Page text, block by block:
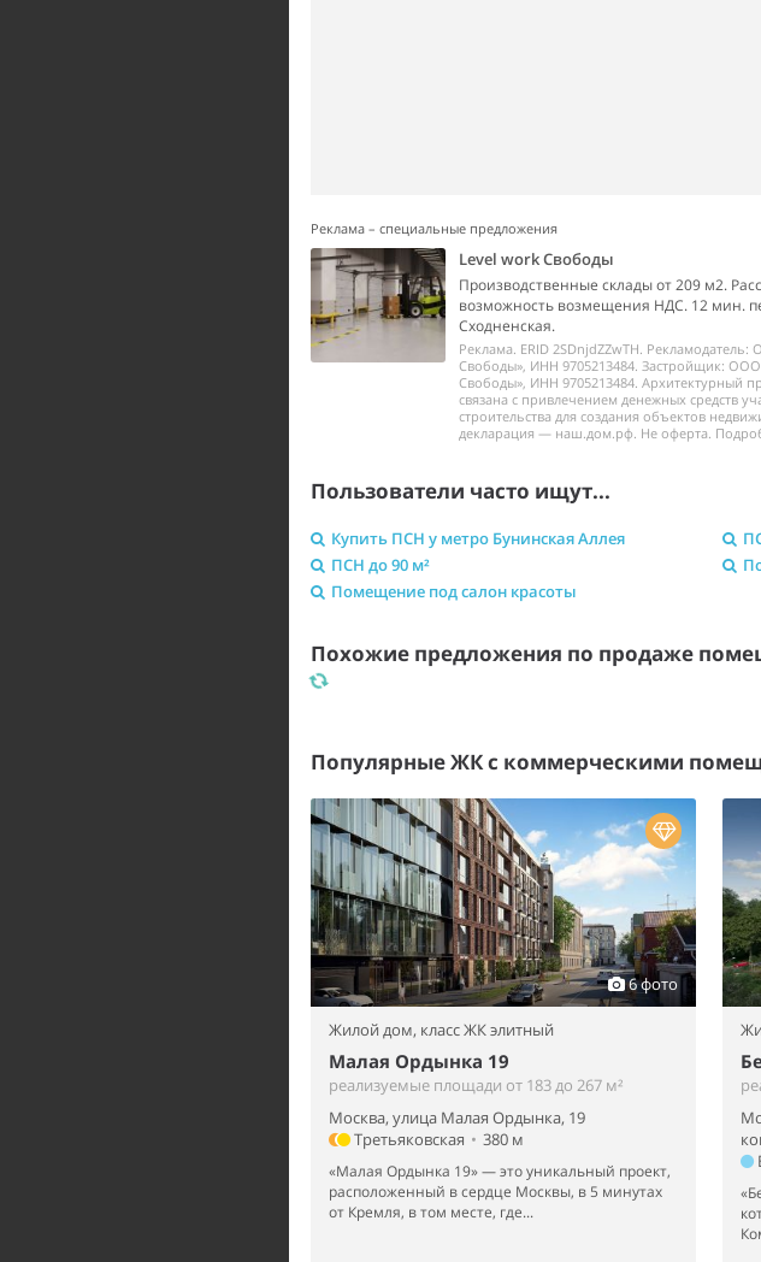
Реклама – специальные предложения
Level work Свободы
Производственные склады от 209 м2.
возможность возмещения НДС. 12 мин.
Сходненская.
Реклама. ERID 2SDnjdZZwTH. Рекламодатель:
Свободы», ИНН 9705213484. Застройщик: ООО
Свободы», ИНН 9705213484. Архитектурный
связана с привлечением денежных средств
строительства для создания объектов
декларация — наш.дом.рф. Не оферта.
Пользователи часто ищут...
Купить ПСН у метро Бунинская Аллея
ПСН до 90 м²
Помещение под салон красоты
Похожие предложения по продаже
Популярные ЖК с коммерческими
6 фото
Жилой дом, класс ЖК элитный
Малая Ордынка 19
реализуемые площади от 183 до 267 м²
Москва, улица Малая Ордынка, 19
Третьяковская • 380 м
«Малая Ордынка 19» — это уникальный проект,
расположенный в сердце Москвы, в 5 минутах
от Кремля, в том месте, где...